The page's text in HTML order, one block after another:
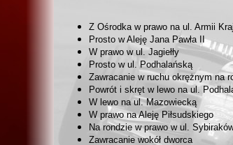
Z Ośrodka w prawo na ul. Armii
Prosto w Aleję Jana Pawła II
W prawo w ul. Jagiełły
Prosto w ul. Podhalańską
Zawracanie w ruchu okrężnym na
Powrót i skręt w lewo na ul.
W lewo na ul. Mazowiecką
W prawo na Aleję Piłsudskiego
Na rondzie w prawo w ul.
Zawracanie wokół dworca